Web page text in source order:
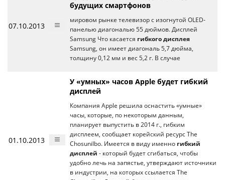
07.10.2013
будущих смартфонов
мировом рынке телевизор с изогнутой OLED-
панелью диагональю 55 дюймов. Дисплей
Samsung Что касается гибкого дисплея
Samsung, он имеет диагональ 5,7 дюйма,
толщину 0,12 мм и вес 5,2 г. В случае
01.10.2013
У «умных» часов Apple будет гибкий
дисплей
Компания Apple решила оснастить «умные»
часы, которые, по некоторым данным,
планирует выпустить в 2014 г., гибким
дисплеем, сообщает корейский ресурс The
Chosunilbo. Имеется в виду именно гибкий
дисплей - который будет сгибаться, чтобы
удобно лечь на запястье, утверждают источники
в индустрии, на которых ссылается The